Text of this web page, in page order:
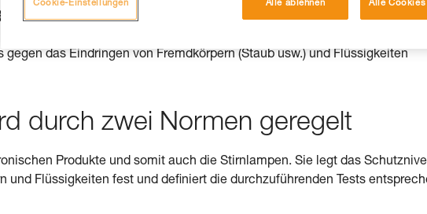
das Eindringen von Fremdkörpern (Staub usw.) und Flüssigkeiten
durch zwei Normen geregelt
Produkte und somit auch die Stirnlampen. Sie legt das
und Flüssigkeiten fest und definiert die durchzuführenden Tests
Alle ablehnen Alle
Cookie-Einstellungen